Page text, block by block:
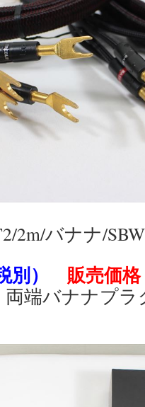
2m/バナナ/
） 販売価
端バナナプ